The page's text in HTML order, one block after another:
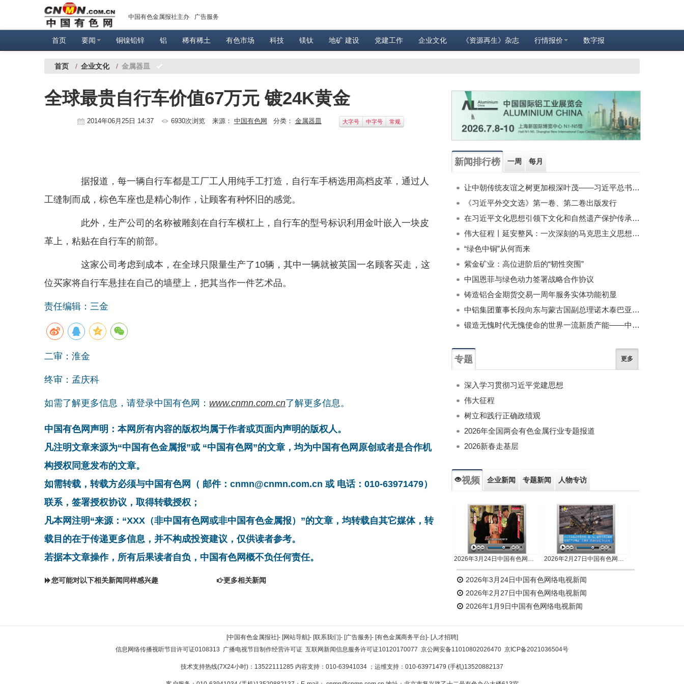
中国有色金属报社主办 广告服务
首页 要闻 铜镍铅锌 铝 稀有稀土 有色市场 科技 镁钛 地矿 建设 党建工作 企业文化 《资源再生》杂志 行情报价 数字报
首页 / 企业文化 / 金属器皿
全球最贵自行车价值67万元 镀24K黄金
2014年06月25日 14:37 6930次浏览 来源： 中国有色网 分类： 金属器皿 大字号 中字号 常规
据报道，每一辆自行车都是工厂工人用纯手工打造，自行车手柄选用高档皮革，通过人
工缝制而成，棕色车座也是精心制作，让顾客有种怀旧的感觉。
此外，生产公司的名称被雕刻在自行车横杠上，自行车的型号标识利用金叶嵌入一块皮
革上，粘贴在自行车的前部。
这家公司考虑到成本，在全球只限量生产了10辆，其中一辆就被英国一名顾客买走，这
位买家将自行车悬挂在自己的墙壁上，把其当作一件艺术品。
责任编辑：三金
二审：淮金
终审：孟庆科
如需了解更多信息，请登录中国有色网： www.cnmn.com.cn了解更多信息。
中国有色网声明：本网所有内容的版权均属于作者或页面内声明的版权人。
凡注明文章来源为“中国有色金属报”或 “中国有色网”的文章，均为中国有色网原创或者是合作机
构授权同意发布的文章。
如需转载，转载方必须与中国有色网（ 邮件：cnmn@cnmn.com.cn 或 电话：010-63971479）
联系，签署授权协议，取得转载授权；
凡本网注明“来源：“XXX（非中国有色网或非中国有色金属报）”的文章，均转载自其它媒体，转
载目的在于传递更多信息，并不构成投资建议，仅供读者参考。
若据本文章操作，所有后果读者自负，中国有色网概不负任何责任。
您可能对以下相关新闻同样感兴趣 更多相关新闻
新闻排行榜 一周 每月
让中朝传统友谊之树更加根深叶茂——习近平总书记对朝鲜进行国事访问纪实
《习近平外交文选》第一卷、第二卷出版发行
在习近平文化思想引领下文化和自然遗产保护传承利用工作开创新局面
伟大征程丨延安整风：一次深刻的马克思主义思想教育运动
“绿色中铜”从何而来
紫金矿业：高位进阶后的“韧性突围”
中国恩菲与绿色动力签署战略合作协议
铸造铝合金期货交易一周年服务实体功能初显
中铝集团董事长段向东与蒙古国副总理诺木泰巴亚尔举行会谈
锻造无愧时代无愧使命的世界一流新质产能——中国有色金属工业的战略应对与破局之道（二）
专题 更多
深入学习贯彻习近平党建思想
伟大征程
树立和践行正确政绩观
2026年全国两会有色金属行业专题报道
2026新春走基层
视频 企业新闻 专题新闻 人物专访
2026年3月24日中国有色网络电视新闻 2026年2月27日中国有色网络电视新闻
2026年3月24日中国有色网络电视新闻
2026年2月27日中国有色网络电视新闻
2026年1月9日中国有色网络电视新闻
[中国有色金属报社]- [网站导航]- [联系我们]- [广告服务]- [有色金属商务平台]- [人才招聘]
信息网络传播视听节目许可证0108313 广播电视节目制作经营许可证 互联网新闻信息服务许可证10120170077 京公网安备11010802026470 京ICP备2021036504号
技术支持热线(7X24小时)：13522111285 内容支持：010-63941034 ；运维支持：010-63971479 (手机)13520882137